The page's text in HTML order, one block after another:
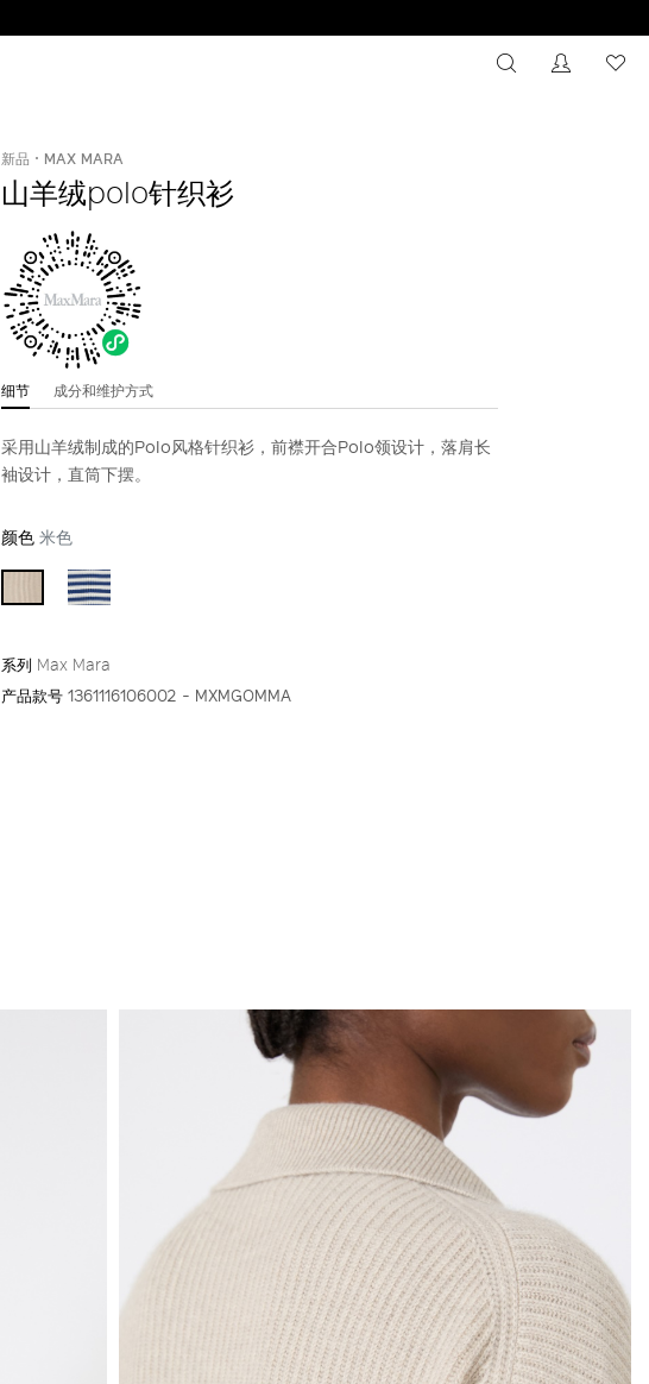
搜索 没有注
新品 MAX MARA
山羊绒polo针织衫
细节 成分和维护方式
采用山羊绒制成的Polo风格针织衫，前襟开合Polo领设计，落肩长
袖设计，直筒下摆。
颜色米色
系列 Max Mara
产品款号1361116106002 - MXMGOMMA